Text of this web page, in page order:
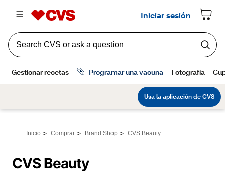
Inicio > Comprar > Brand Shop > CVS Beauty
CVS Beauty